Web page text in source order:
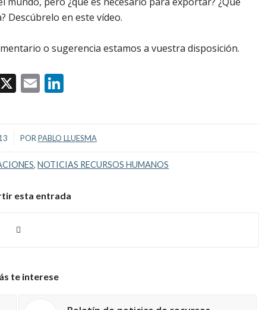
Descúbrelo en este vídeo.
o sugerencia estamos a vuestra disposición.
X Email
POR PABLO LLUESMA
,NOTICIAS RECURSOS HUMANOS
esta entrada
te interese